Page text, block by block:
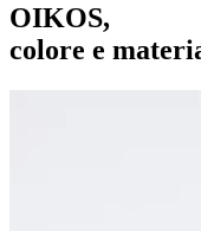
OIKOS,
colore e